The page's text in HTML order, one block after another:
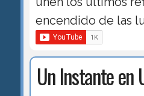
encendido de las
Un Instante en